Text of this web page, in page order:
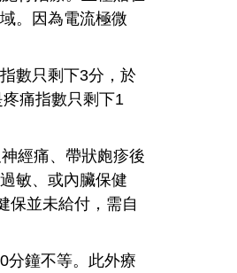
。因為電流極微
數只剩下3分，於
痛指數只剩下1
經痛、帶狀皰疹後
敏、或內臟保健
保並未給付，需自
分鐘不等。此外療